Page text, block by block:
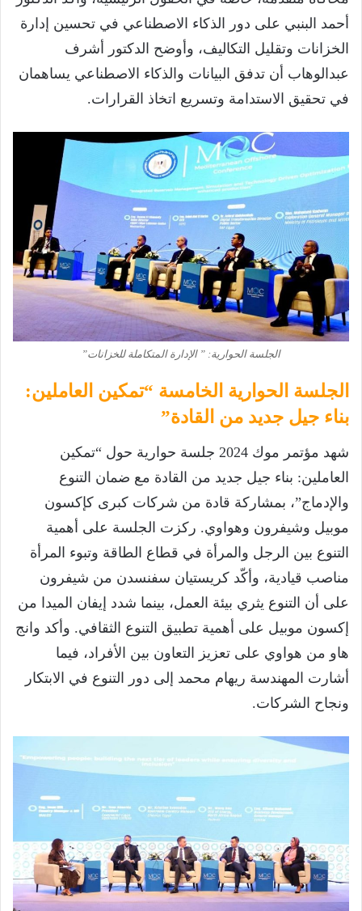
أحمد البنبي على دور الذكاء الاصطناعي في تحسين إدارة
الخزانات وتقليل التكاليف، وأوضح الدكتور أشرف
عبدالوهاب أن تدفق البيانات والذكاء الاصطناعي يساهمان
في تحقيق الاستدامة وتسريع اتخاذ القرارات.
الجلسة الحوارية: ” الإدارة المتكاملة للخزانات”
الجلسة الحوارية الخامسة “تمكين العاملين:
بناء جيل جديد من القادة”
شهد مؤتمر موك 2024 جلسة حوارية حول “تمكين
العاملين: بناء جيل جديد من القادة مع ضمان التنوع
والإدماج”، بمشاركة قادة من شركات كبرى كإكسون
موبيل وشيفرون وهواوي. ركزت الجلسة على أهمية
التنوع بين الرجل والمرأة في قطاع الطاقة وتبوء المرأة
مناصب قيادية، وأكّد كريستيان سفنسدن من شيفرون
على أن التنوع يثري بيئة العمل، بينما شدد إيفان الميدا من
إكسون موبيل على أهمية تطبيق التنوع الثقافي. وأكد وانج
هاو من هواوي على تعزيز التعاون بين الأفراد، فيما
أشارت المهندسة ريهام محمد إلى دور التنوع في الابتكار
ونجاح الشركات.